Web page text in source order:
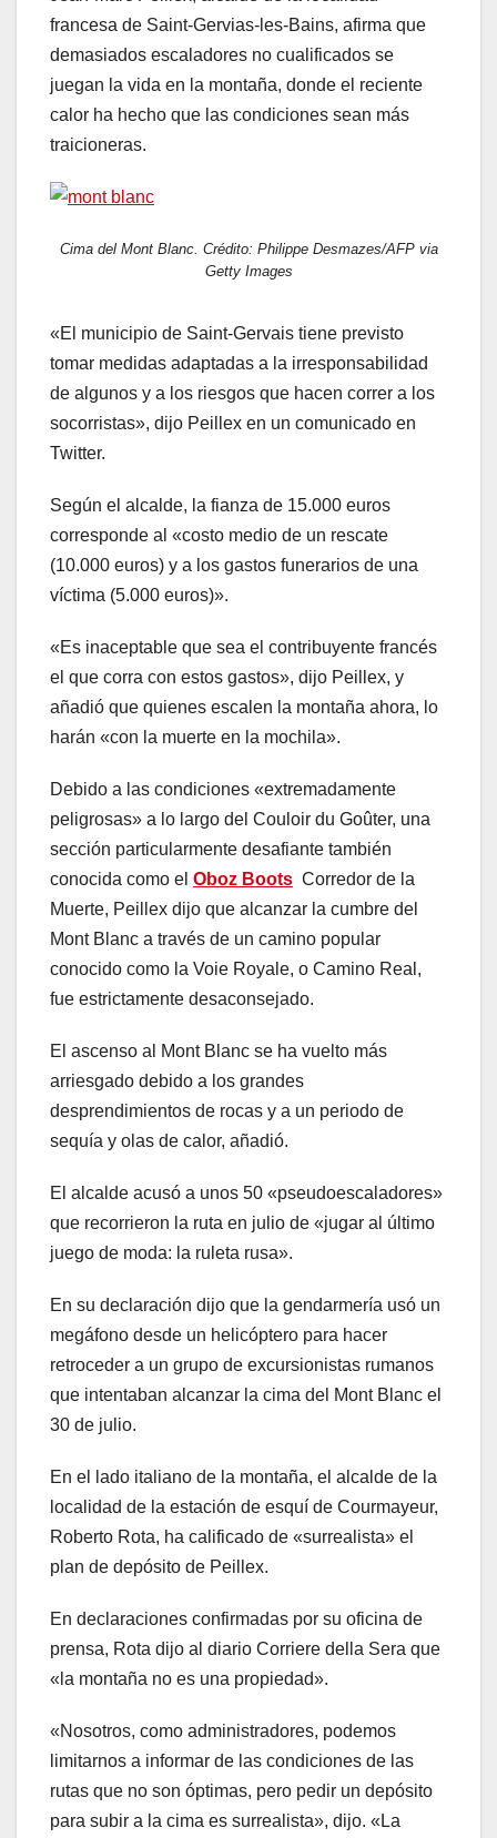
francesa de Saint-Gervias-les-Bains, afirma que
demasiados escaladores no cualificados se
juegan la vida en la montaña, donde el reciente
calor ha hecho que las condiciones sean más
traicioneras.
Cima del Mont Blanc. Crédito: Philippe Desmazes/AFP via
Getty Images
«El municipio de Saint-Gervais tiene previsto
tomar medidas adaptadas a la irresponsabilidad
de algunos y a los riesgos que hacen correr a los
socorristas», dijo Peillex en un comunicado en
Twitter.
Según el alcalde, la fianza de 15.000 euros
corresponde al «costo medio de un rescate
(10.000 euros) y a los gastos funerarios de una
víctima (5.000 euros)».
«Es inaceptable que sea el contribuyente francés
el que corra con estos gastos», dijo Peillex, y
añadió que quienes escalen la montaña ahora, lo
harán «con la muerte en la mochila».
Debido a las condiciones «extremadamente
peligrosas» a lo largo del Couloir du Goûter, una
sección particularmente desafiante también
conocida como el Oboz Boots Corredor de la
Muerte, Peillex dijo que alcanzar la cumbre del
Mont Blanc a través de un camino popular
conocido como la Voie Royale, o Camino Real,
fue estrictamente desaconsejado.
El ascenso al Mont Blanc se ha vuelto más
arriesgado debido a los grandes
desprendimientos de rocas y a un periodo de
sequía y olas de calor, añadió.
El alcalde acusó a unos 50 «pseudoescaladores»
que recorrieron la ruta en julio de «jugar al último
juego de moda: la ruleta rusa».
En su declaración dijo que la gendarmería usó un
megáfono desde un helicóptero para hacer
retroceder a un grupo de excursionistas rumanos
que intentaban alcanzar la cima del Mont Blanc el
30 de julio.
En el lado italiano de la montaña, el alcalde de la
localidad de la estación de esquí de Courmayeur,
Roberto Rota, ha calificado de «surrealista» el
plan de depósito de Peillex.
En declaraciones confirmadas por su oficina de
prensa, Rota dijo al diario Corriere della Sera que
«la montaña no es una propiedad».
«Nosotros, como administradores, podemos
limitarnos a informar de las condiciones de las
rutas que no son óptimas, pero pedir un depósito
para subir a la cima es surrealista», dijo. «La